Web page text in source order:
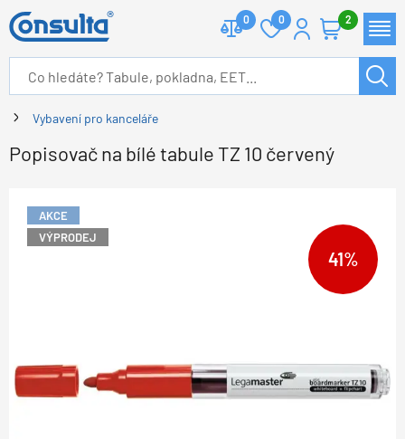
0 0 2
Vybavení pro kanceláře
Popisovač na bílé tabule TZ 10 červený
AKCE
VÝPRODEJ
41%